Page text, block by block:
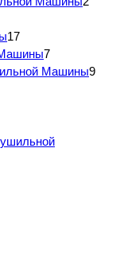
17
7
Машины9